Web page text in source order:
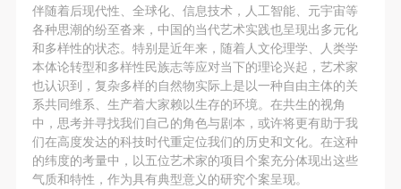
伴随着后现代性、全球化、信息技术，人工智能、元宇宙等
各种思潮的纷至沓来，中国的当代艺术实践也呈现出多元化
和多样性的状态。特别是近年来，随着人文伦理学、人类学
本体论转型和多样性民族志等应对当下的理论兴起，艺术家
也认识到，复杂多样的自然物实际上是以一种自由主体的关
系共同维系、生产着大家赖以生存的环境。在共生的视角
中，思考并寻找我们自己的角色与剧本，或许将更有助于我
们在高度发达的科技时代重定位我们的历史和文化。在这种
的纬度的考量中，以五位艺术家的项目个案充分体现出这些
气质和特性，作为具有典型意义的研究个案呈现。